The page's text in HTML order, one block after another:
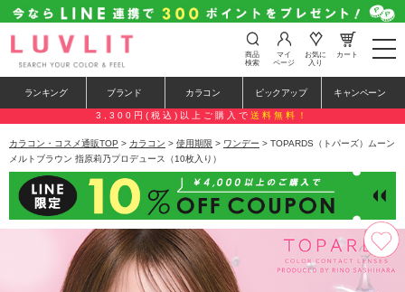
t
o
e
n
a
a
i
o
n
商品
検索
マイ
ページ
お気に
入り
カート
ランキング ブランド カラコン ピックアップ キャンペーン
3,300円(税込)以上ご購入で 送料無料！
カラコン・コスメ通販TOP > カラコン > 使用期限 > ワンデー > TOPARDS（トパーズ）ムーン
メルトブラウン 指原莉乃プロデュース（10枚入り）